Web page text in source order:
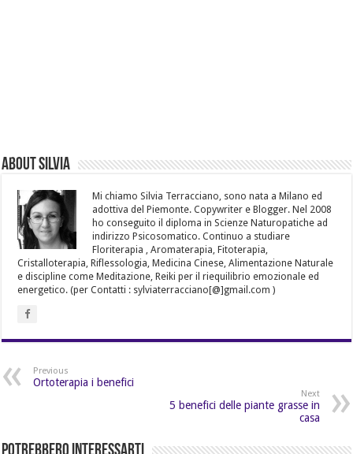
About Silvia
Mi chiamo Silvia Terracciano, sono nata a Milano ed
adottiva del Piemonte. Copywriter e Blogger. Nel 2008
ho conseguito il diploma in Scienze Naturopatiche ad
indirizzo Psicosomatico. Continuo a studiare
Floriterapia , Aromaterapia, Fitoterapia,
Cristalloterapia, Riflessologia, Medicina Cinese, Alimentazione Naturale
e discipline come Meditazione, Reiki per il riequilibrio emozionale ed
energetico. (per Contatti : sylviaterracciano[@]gmail.com )
Previous
Ortoterapia i benefici
Next
5 benefici delle piante grasse in
casa